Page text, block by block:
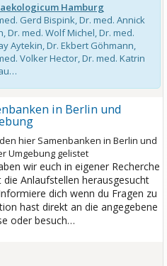
Hamburg
Gerd Bispink, Dr. med. Annick
Dr. med. Wolf Michel, Dr. med.
Aytekin, Dr. Ekbert Göhmann,
Volker Hector, Dr. med. Katrin
in Berlin und
hier Samenbanken in Berlin und
Umgebung gelistet
wir euch in eigener Recherche
die Anlaufstellen herausgesucht
dich wenn du Fragen zu
hast direkt an die angegebene
oder besuch…